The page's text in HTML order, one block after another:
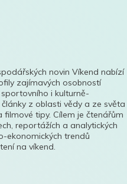
novin Víkend nabízí
zajímavých osobností
i kulturně-
z oblasti vědy a ze světa
tipy. Cílem je čtenářům
reportážích a analytických
ekonomických trendů
na víkend.